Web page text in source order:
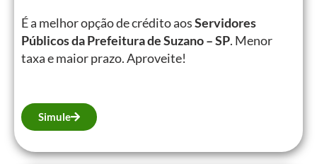
É a melhor opção de crédito aosServidores
Públicos da Prefeitura de Suzano – SP. Menor
taxa e maior prazo. Aproveite!
Simule